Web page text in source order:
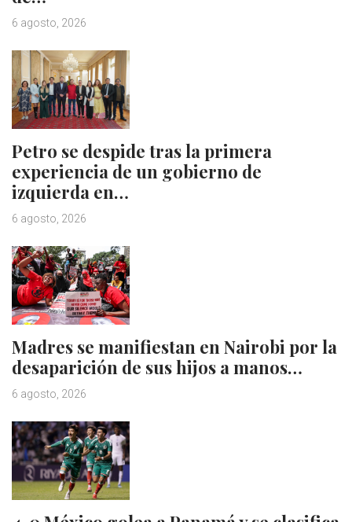
6 agosto, 2026
Petro se despide tras la primera
experiencia de un gobierno de
izquierda en…
6 agosto, 2026
Madres se manifiestan en Nairobi por la
desaparición de sus hijos a manos…
6 agosto, 2026